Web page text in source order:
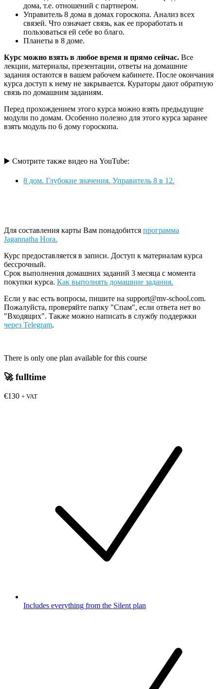
дома, т.е. отношений с партнером.
Управитель 8 дома в домах гороскопа. Анализ всех
связей. Что означает связь, как ее проработать и
пользоваться ей себе во благо.
Планеты в 8 доме.
Курс можно взять в любое время и прямо сейчас. Все
лекции, материалы, презентации, ответы на домашние
задания остаются в вашем рабочем кабинете. После окончания
курса доступ к нему не закрывается. Кураторы дают обратную
связь по домашним заданиям.
Перед прохождением этого курса можно взять предыдущие
модули по домам. Особенно полезно для этого курса заранее
взять модуль по 6 дому гороскопа.
▶️ Смотрите также видео на YouTube:
8 дом. Глубокие значения. Управитель 8 в 12.
Для составления карты Вам понадобится программа
Jagannatha Hora.
Курс предоставляется в записи. Доступ к материалам курса
бессрочный.
Срок выполнения домашних заданий 3 месяца с момента
покупки курса. Как выполнять домашние задания.
Если у вас есть вопросы, пишите на support@mv-school.com.
Пожалуйста, проверяйте папку "Спам", если ответа нет во
"Входящих". Также можно написать в службу поддержки
через Telegram.
There is only one plan available for this course
🚀 fulltime
€130 + VAT
Includes everything from the Silent plan